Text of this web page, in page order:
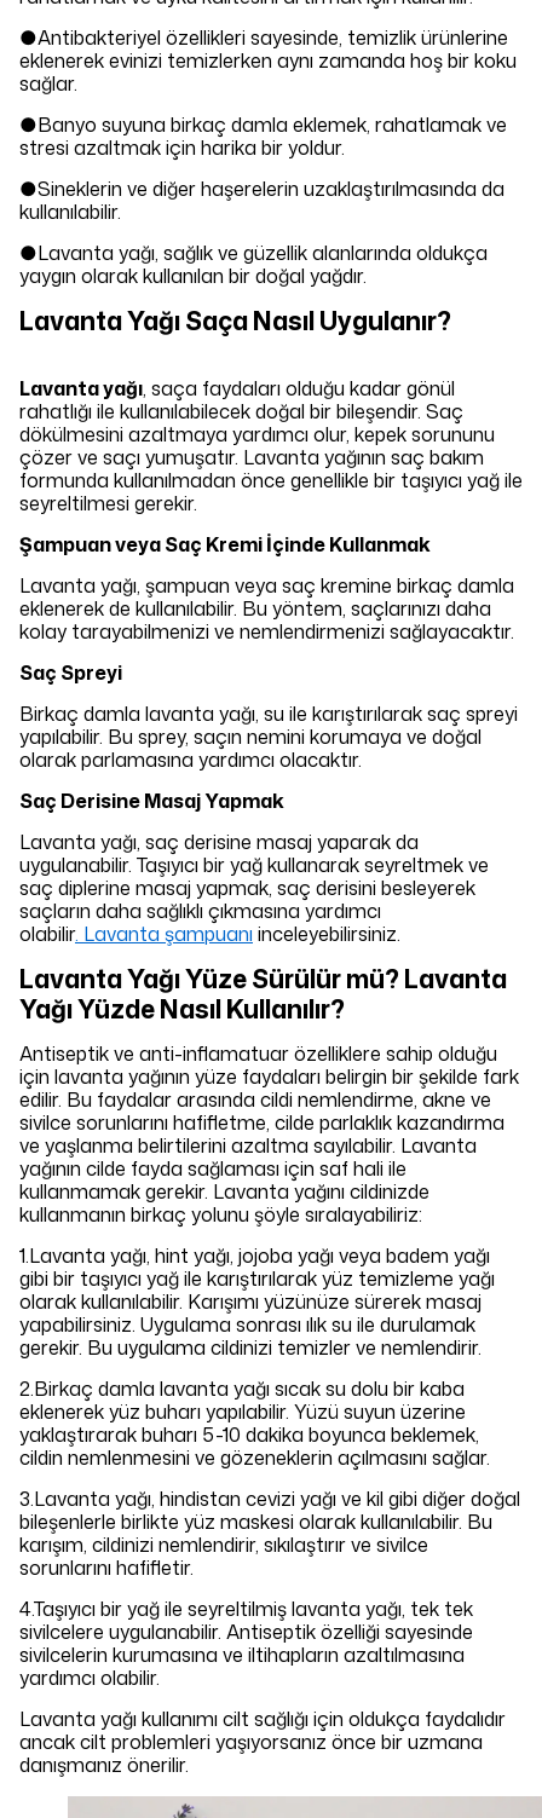
●Antibakteriyel özellikleri sayesinde, temizlik ürünlerine
eklenerek evinizi temizlerken aynı zamanda hoş bir koku
sağlar.
●Banyo suyuna birkaç damla eklemek, rahatlamak ve
stresi azaltmak için harika bir yoldur.
●Sineklerin ve diğer haşerelerin uzaklaştırılmasında da
kullanılabilir.
●Lavanta yağı, sağlık ve güzellik alanlarında oldukça
yaygın olarak kullanılan bir doğal yağdır.
Lavanta Yağı Saça Nasıl Uygulanır?
Lavanta yağı, saça faydaları olduğu kadar gönül
rahatlığı ile kullanılabilecek doğal bir bileşendir. Saç
dökülmesini azaltmaya yardımcı olur, kepek sorununu
çözer ve saçı yumuşatır. Lavanta yağının saç bakım
formunda kullanılmadan önce genellikle bir taşıyıcı yağ ile
seyreltilmesi gerekir.
Şampuan veya Saç Kremi İçinde Kullanmak
Lavanta yağı, şampuan veya saç kremine birkaç damla
eklenerek de kullanılabilir. Bu yöntem, saçlarınızı daha
kolay tarayabilmenizi ve nemlendirmenizi sağlayacaktır.
Saç Spreyi
Birkaç damla lavanta yağı, su ile karıştırılarak saç spreyi
yapılabilir. Bu sprey, saçın nemini korumaya ve doğal
olarak parlamasına yardımcı olacaktır.
Saç Derisine Masaj Yapmak
Lavanta yağı, saç derisine masaj yaparak da
uygulanabilir. Taşıyıcı bir yağ kullanarak seyreltmek ve
saç diplerine masaj yapmak, saç derisini besleyerek
saçların daha sağlıklı çıkmasına yardımcı
olabilir. Lavanta şampuanı inceleyebilirsiniz.
Lavanta Yağı Yüze Sürülür mü? Lavanta
Yağı Yüzde Nasıl Kullanılır?
Antiseptik ve anti-inflamatuar özelliklere sahip olduğu
için lavanta yağının yüze faydaları belirgin bir şekilde fark
edilir. Bu faydalar arasında cildi nemlendirme, akne ve
sivilce sorunlarını hafifletme, cilde parlaklık kazandırma
ve yaşlanma belirtilerini azaltma sayılabilir. Lavanta
yağının cilde fayda sağlaması için saf hali ile
kullanmamak gerekir. Lavanta yağını cildinizde
kullanmanın birkaç yolunu şöyle sıralayabiliriz:
1.Lavanta yağı, hint yağı, jojoba yağı veya badem yağı
gibi bir taşıyıcı yağ ile karıştırılarak yüz temizleme yağı
olarak kullanılabilir. Karışımı yüzünüze sürerek masaj
yapabilirsiniz. Uygulama sonrası ılık su ile durulamak
gerekir. Bu uygulama cildinizi temizler ve nemlendirir.
2.Birkaç damla lavanta yağı sıcak su dolu bir kaba
eklenerek yüz buharı yapılabilir. Yüzü suyun üzerine
yaklaştırarak buharı 5-10 dakika boyunca beklemek,
cildin nemlenmesini ve gözeneklerin açılmasını sağlar.
3.Lavanta yağı, hindistan cevizi yağı ve kil gibi diğer doğal
bileşenlerle birlikte yüz maskesi olarak kullanılabilir. Bu
karışım, cildinizi nemlendirir, sıkılaştırır ve sivilce
sorunlarını hafifletir.
4.Taşıyıcı bir yağ ile seyreltilmiş lavanta yağı, tek tek
sivilcelere uygulanabilir. Antiseptik özelliği sayesinde
sivilcelerin kurumasına ve iltihapların azaltılmasına
yardımcı olabilir.
Lavanta yağı kullanımı cilt sağlığı için oldukça faydalıdır
ancak cilt problemleri yaşıyorsanız önce bir uzmana
danışmanız önerilir.
Şans Çarkı ! 🍀
Çarkı Çevir👇 Sende Kazan ✨
Tanıtım, pazarlama vb. amaçlarla tarafıma ticari elektronik ileti gönderilmesine
izin veriyorum.Aydınlatma Metni'ni okudum.
Paylaştığım bilgilerin KVKK kapsamındakorunmasını ve bilgilendirmeleri
almayı kabul ediyorum.
Çevir Kazan
yuddy